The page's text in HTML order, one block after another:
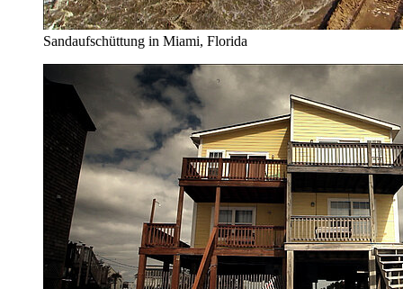
Sandaufschüttung in Miami, Florida